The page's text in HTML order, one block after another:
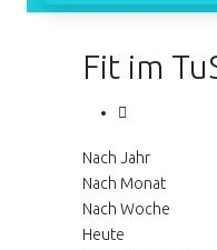
Fit im
Nach Jahr
Nach Monat
Nach Woche
Heute